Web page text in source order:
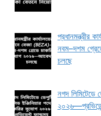
প্রধানমন্ত্রীর
নবম–দশম
চলছে
নগদ লিমিটেডে